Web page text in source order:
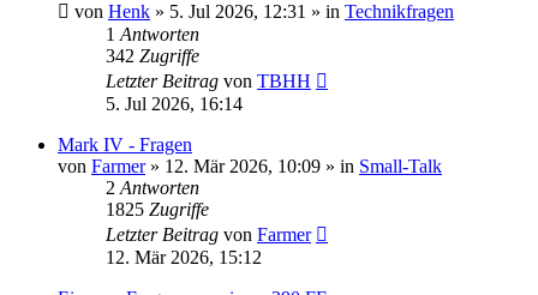
von Henk » 5. Jul 2026, 12:31 » in Technikfragen
1Antworten
342 Zugriffe
Letzter Beitrag von TBHH
5. Jul 2026, 16:14
Mark IV - Fragen
von Farmer» 12. Mär 2026, 10:09 » in Small-Talk
2Antworten
1825 Zugriffe
Letzter Beitrag von Farmer
12. Mär 2026, 15:12